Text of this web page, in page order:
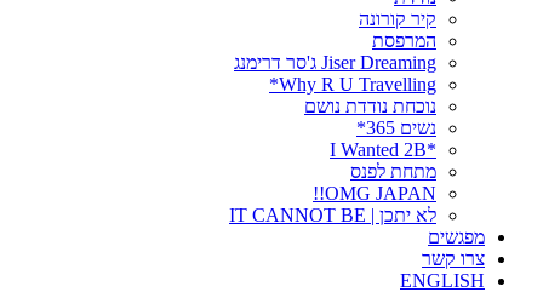
קיר קורונה
המרפסת
Jiser Dreaming ג'סר דרימנג
Why R U Travelling*
נוכחת נודדת נושם
נשים 365*
*I Wanted 2B
מתחת לפנס
OMG JAPAN!!
לא יתכן | IT CANNOT BE
מפגשים
צרו קשר
ENGLISH